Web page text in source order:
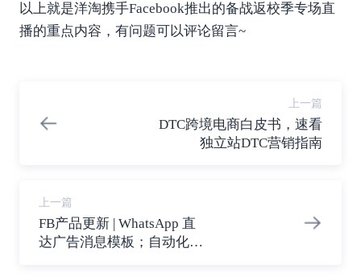
以上就是洋淘携手Facebook推出的备战返校季专场直
播的重点内容，有问题可以评论留言~
上一篇
DTC跨境电商白皮书，速看
独立站DTC营销指南
上一篇
FB产品更新 | WhatsApp 直
达广告消息模板；自动化广